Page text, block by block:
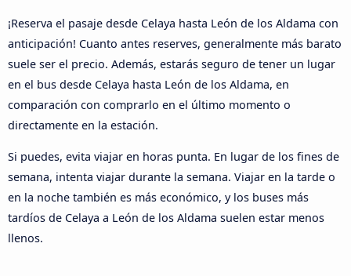
¡Reserva el pasaje desde Celaya hasta León de los Aldama con
anticipación! Cuanto antes reserves, generalmente más barato
suele ser el precio. Además, estarás seguro de tener un lugar
en el bus desde Celaya hasta León de los Aldama, en
comparación con comprarlo en el último momento o
directamente en la estación.
Si puedes, evita viajar en horas punta. En lugar de los fines de
semana, intenta viajar durante la semana. Viajar en la tarde o
en la noche también es más económico, y los buses más
tardíos de Celaya a León de los Aldama suelen estar menos
llenos.